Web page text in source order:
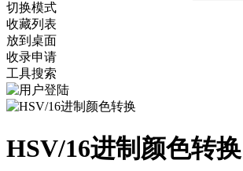
切换模式
收藏列表
放到桌面
收录申请
工具搜索
HSV/16进制颜色转换